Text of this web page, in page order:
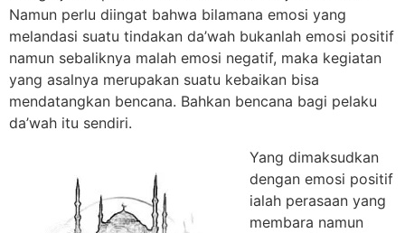
Namun perlu diingat bahwa bilamana emosi yang
melandasi suatu tindakan da’wah bukanlah emosi positif
namun sebaliknya malah emosi negatif, maka kegiatan
yang asalnya merupakan suatu kebaikan bisa
mendatangkan bencana. Bahkan bencana bagi pelaku
da’wah itu sendiri.
Yang dimaksudkan
dengan emosi positif
ialah perasaan yang
membara namun